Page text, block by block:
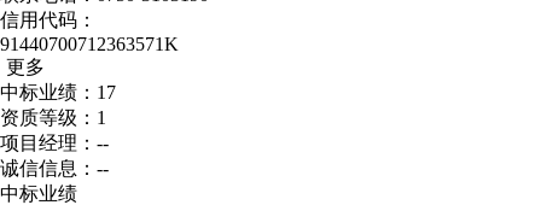
信用代码：
91440700712363571K
更多
中标业绩：17
资质等级：1
项目经理：--
诚信信息：--
中标业绩